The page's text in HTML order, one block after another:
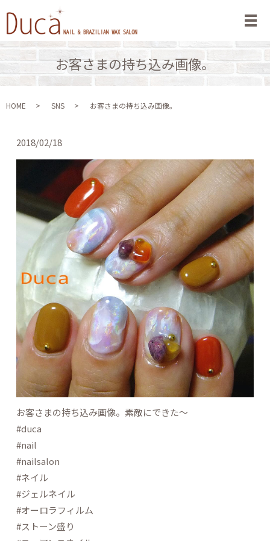
メ
お客さまの持ち込み画像。
HOME SNS お客さまの持ち込み画像。
2018/02/18
お客さまの持ち込み画像。素敵にできた～
#duca
#nail
#nailsalon
#ネイル
#ジェルネイル
#オーロラフィルム
#ストーン盛り